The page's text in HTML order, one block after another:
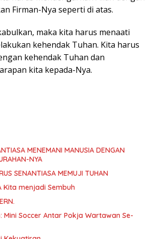
Firman-Nya seperti di atas.
maka kita harus menaati
kehendak Tuhan. Kita harus
kehendak Tuhan dan
kita kepada-Nya.
MENEMANI MANUSIA DENGAN
NYA
SENANTIASA MEMUJI TUHAN
Kita menjadi Sembuh
Mini Soccer Antar Pokja Wartawan Se-